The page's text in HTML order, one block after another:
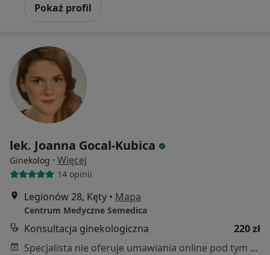
Pokaż profil
lek. Joanna Gocal-Kubica
Ginekolog · Więcej
14 opinii
Legionów 28, Kęty • Mapa
Centrum Medyczne Semedica
Konsultacja ginekologiczna
220 zł
Specjalista nie oferuje umawiania online pod tym adresem.